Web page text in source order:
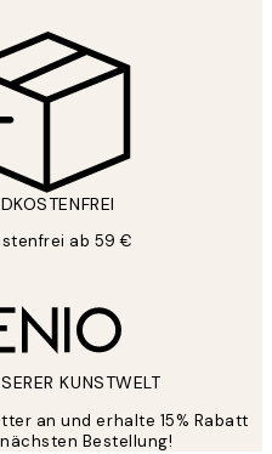
ab 59 €
KUNSTWELT
an und erhalte 15% Rabatt
Bestellung!